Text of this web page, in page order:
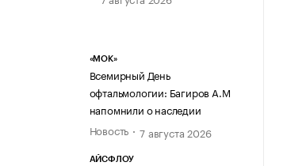
«МОК»
Всемирный День
офтальмологии: Багиров А.М
напомнили о наследии
Новость
7 августа 2026
АЙСФЛОУ